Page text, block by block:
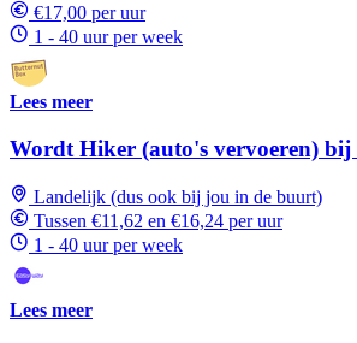
€17,00 per uur
1 - 40 uur per week
Lees meer
Wordt Hiker (auto's vervoeren) bij
Landelijk (dus ook bij jou in de buurt)
Tussen €11,62 en €16,24 per uur
1 - 40 uur per week
Lees meer